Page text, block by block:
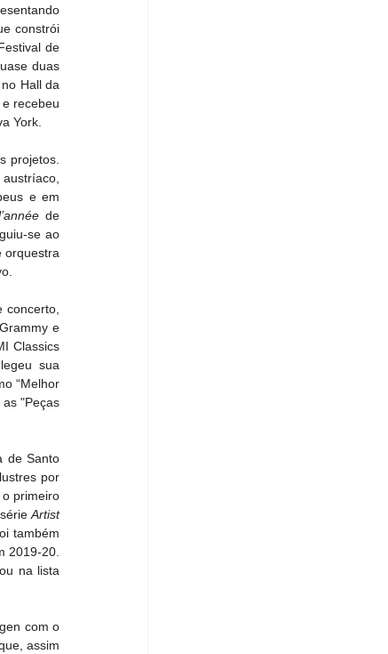
constrói
de
duas
Hall da
recebeu
York.
projetos.
e em
de
se ao
orquestra
e
Classics
sua
“Melhor
"Peças
de Santo
por
primeiro
série Artist
também
2019-20.
na lista
com o
assim